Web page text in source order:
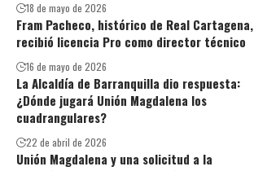
18 de mayo de 2026
Fram Pacheco, histórico de Real Cartagena,
recibió licencia Pro como director técnico
16 de mayo de 2026
La Alcaldía de Barranquilla dio respuesta:
¿Dónde jugará Unión Magdalena los
cuadrangulares?
22 de abril de 2026
Unión Magdalena y una solicitud a la